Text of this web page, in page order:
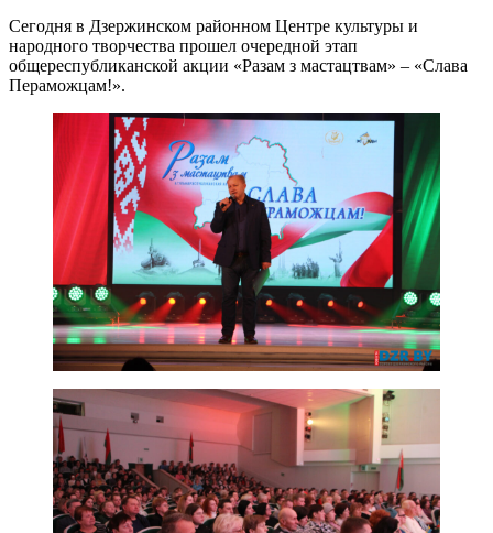
Сегодня в Дзержинском районном Центре культуры и
народного творчества прошел очередной этап
общереспубликанской акции «Разам з мастацтвам» – «Слава
Пераможцам!».